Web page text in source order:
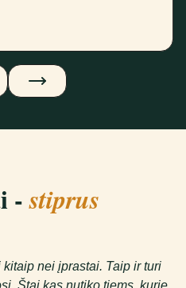
- stiprus
nei įprastai. Taip ir turi